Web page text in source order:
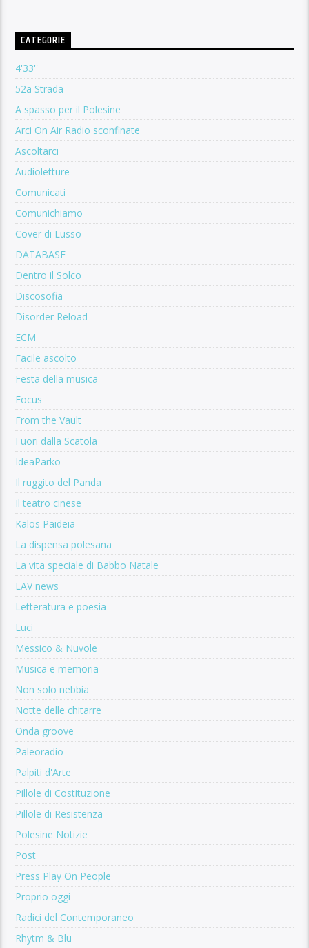
CATEGORIE
4'33''
52a Strada
A spasso per il Polesine
Arci On Air Radio sconfinate
Ascoltarci
Audioletture
Comunicati
Comunichiamo
Cover di Lusso
DATABASE
Dentro il Solco
Discosofia
Disorder Reload
ECM
Facile ascolto
Festa della musica
Focus
From the Vault
Fuori dalla Scatola
IdeaParko
Il ruggito del Panda
Il teatro cinese
Kalos Paideia
La dispensa polesana
La vita speciale di Babbo Natale
LAV news
Letteratura e poesia
Luci
Messico & Nuvole
Musica e memoria
Non solo nebbia
Notte delle chitarre
Onda groove
Paleoradio
Palpiti d'Arte
Pillole di Costituzione
Pillole di Resistenza
Polesine Notizie
Post
Press Play On People
Proprio oggi
Radici del Contemporaneo
Rhytm & Blu